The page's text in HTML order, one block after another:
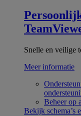
Snelle en veilige
Meer informatie
Beheer op
Bekijk schema’s